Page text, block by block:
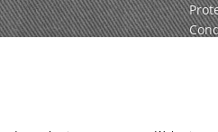
dei dati